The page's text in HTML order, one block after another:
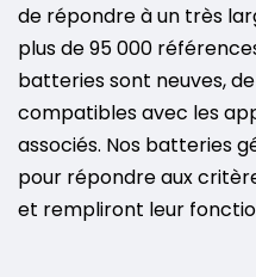
de répondre à un très
plus de 95 000
batteries sont neuves,
compatibles avec les
associés. Nos batteries
pour répondre aux
et rempliront leur